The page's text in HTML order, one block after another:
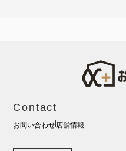
Contact
お問い合わせ 店舗情報